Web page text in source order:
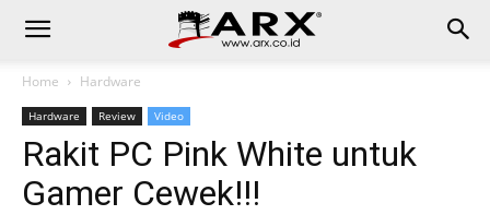
Home Hardware
Hardware Review Video
Rakit PC Pink White untuk
Gamer Cewek!!!